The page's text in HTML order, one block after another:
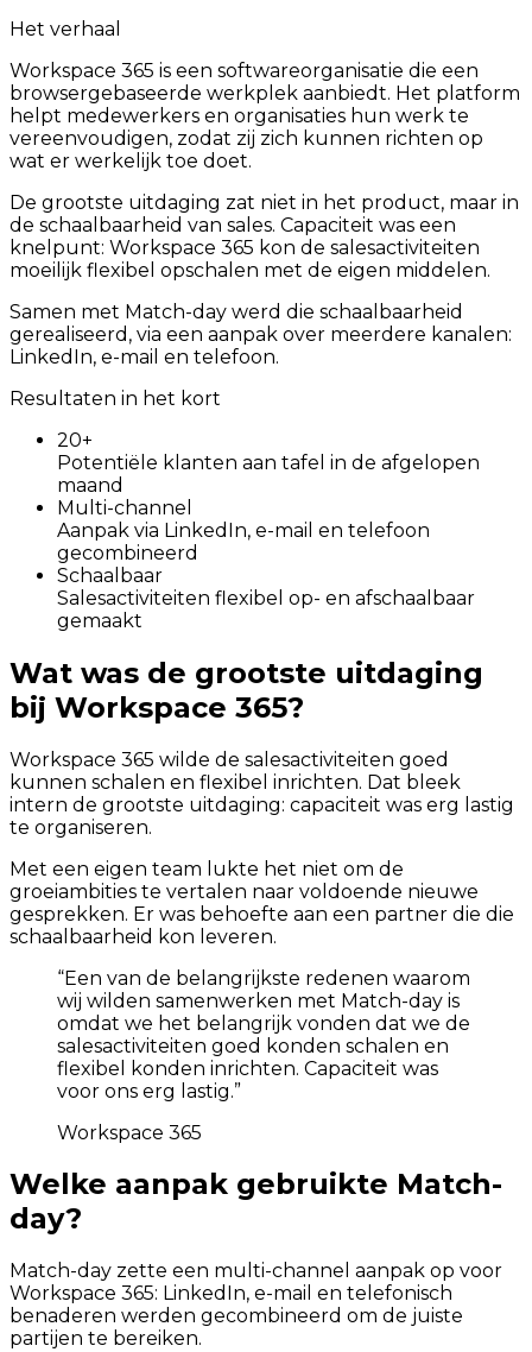
Het verhaal
Workspace 365 is een softwareorganisatie die een
browsergebaseerde werkplek aanbiedt. Het platform
helpt medewerkers en organisaties hun werk te
vereenvoudigen, zodat zij zich kunnen richten op
wat er werkelijk toe doet.
De grootste uitdaging zat niet in het product, maar in
de schaalbaarheid van sales. Capaciteit was een
knelpunt: Workspace 365 kon de salesactiviteiten
moeilijk flexibel opschalen met de eigen middelen.
Samen met Match-day werd die schaalbaarheid
gerealiseerd, via een aanpak over meerdere kanalen:
LinkedIn, e-mail en telefoon.
Resultaten in het kort
20+
Potentiële klanten aan tafel in de afgelopen
maand
Multi-channel
Aanpak via LinkedIn, e-mail en telefoon
gecombineerd
Schaalbaar
Salesactiviteiten flexibel op- en afschaalbaar
gemaakt
Wat was de grootste uitdaging
bij Workspace 365?
Workspace 365 wilde de salesactiviteiten goed
kunnen schalen en flexibel inrichten. Dat bleek
intern de grootste uitdaging: capaciteit was erg lastig
te organiseren.
Met een eigen team lukte het niet om de
groeiambities te vertalen naar voldoende nieuwe
gesprekken. Er was behoefte aan een partner die die
schaalbaarheid kon leveren.
“Een van de belangrijkste redenen waarom
wij wilden samenwerken met Match-day is
omdat we het belangrijk vonden dat we de
salesactiviteiten goed konden schalen en
flexibel konden inrichten. Capaciteit was
voor ons erg lastig.”
Workspace 365
Welke aanpak gebruikte Match-
day?
Match-day zette een multi-channel aanpak op voor
Workspace 365: LinkedIn, e-mail en telefonisch
benaderen werden gecombineerd om de juiste
partijen te bereiken.